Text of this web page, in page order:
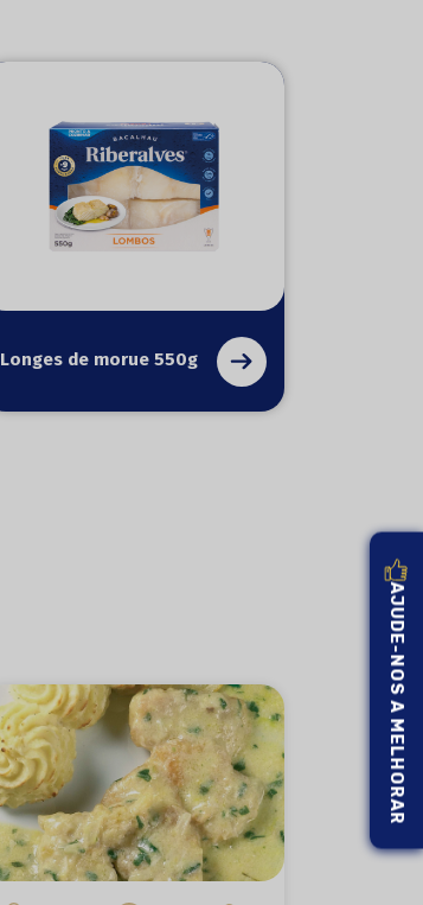
Longes de morue 550g
AJUDE-NOS A MELHORAR